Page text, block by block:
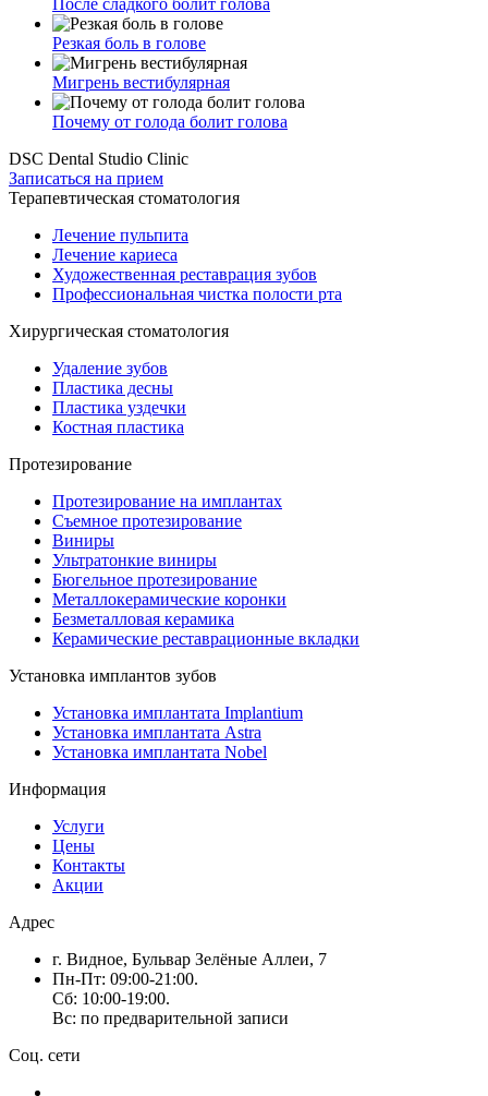
Резкая боль в голове
Мигрень вестибулярная
Почему от голода болит голова
DSC Dental Studio Clinic
Записаться на прием
Терапевтическая стоматология
Лечение пульпита
Лечение кариеса
Художественная реставрация зубов
Профессиональная чистка полости рта
Хирургическая стоматология
Удаление зубов
Пластика десны
Пластика уздечки
Костная пластика
Протезирование
Протезирование на имплантах
Съемное протезирование
Виниры
Ультратонкие виниры
Бюгельное протезирование
Металлокерамические коронки
Безметалловая керамика
Керамические реставрационные вкладки
Установка имплантов зубов
Установка имплантата Implantium
Установка имплантата Astra
Установка имплантата Nobel
Информация
Услуги
Цены
Контакты
Акции
Адрес
г. Видное, Бульвар Зелёные Аллеи, 7
Пн-Пт: 09:00-21:00.
Сб: 10:00-19:00.
Вс: по предварительной записи
Соц. сети